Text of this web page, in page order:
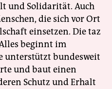
und Solidarität. Auch
die sich vor Ort
einsetzen. Die taz
beginnt im
unterstützt bundesweit
und baut einen
Schutz und Erhalt